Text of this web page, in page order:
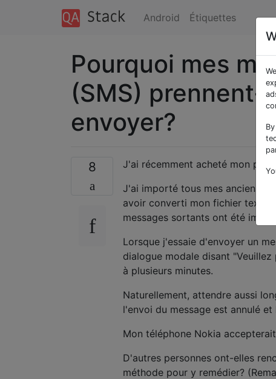
Android Étiquettes
Pourquoi mes
(SMS) prennent-
envoyer?
8
J'ai récemment acheté mon
J'ai importé tous mes anciens
avoir converti mon fichier texte
messages sortants ont été
Lorsque j'essaie d'envoyer un
dialogue modale disant
à plusieurs minutes.
Naturellement, attendre aussi
l'envoi du message est annulé
Mon téléphone Nokia
D'autres personnes ont-elles
méthode pour y remédier?